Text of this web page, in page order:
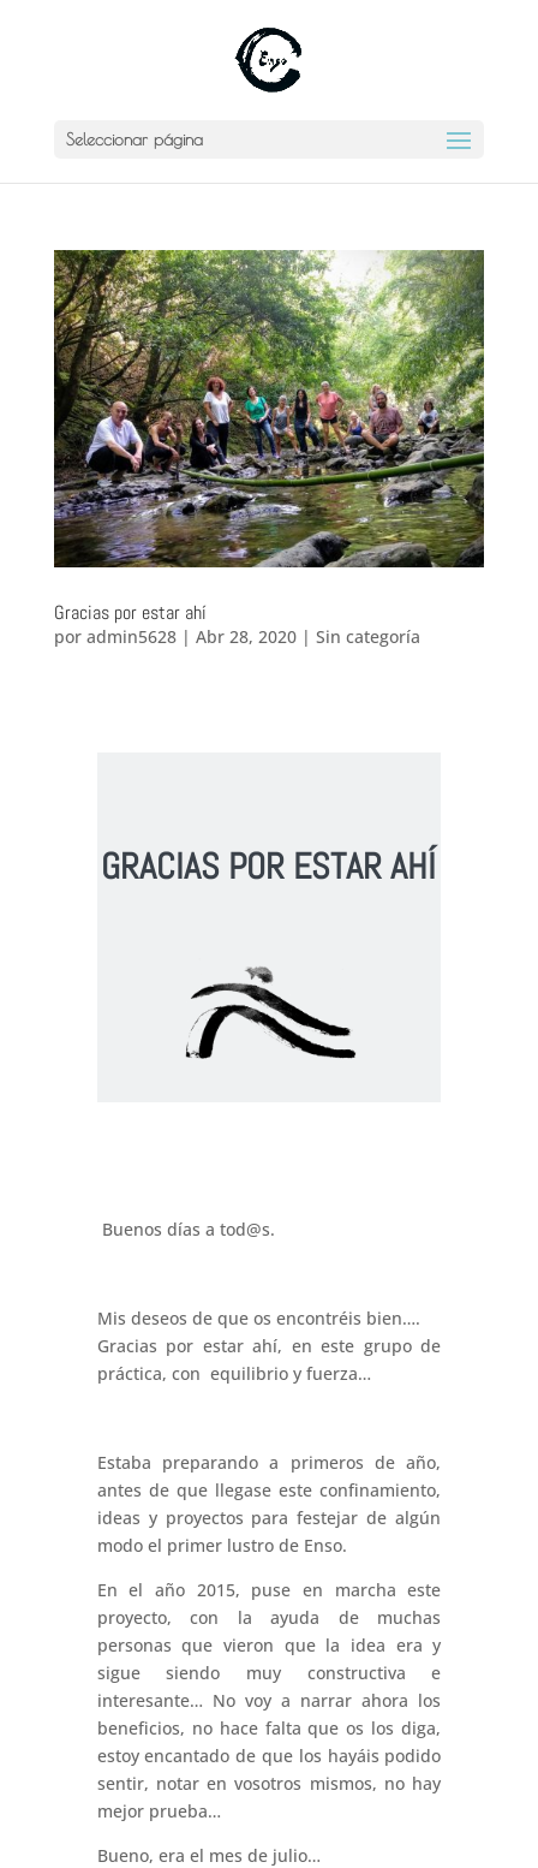
Seleccionar página
Gracias por estar ahí
por admin5628| Abr 28, 2020| Sin categoría
GRACIAS POR ESTAR AHÍ
Buenos días a tod@s.
Mis deseos de que os encontréis bien….
Gracias por estar ahí, en este grupo de
práctica, con equilibrio y fuerza…
Estaba preparando a primeros de año,
antes de que llegase este confinamiento,
ideas y proyectos para festejar de algún
modo el primer lustro de Enso.
En el año 2015, puse en marcha este
proyecto, con la ayuda de muchas
personas que vieron que la idea era y
sigue siendo muy constructiva e
interesante… No voy a narrar ahora los
beneficios, no hace falta que os los diga,
estoy encantado de que los hayáis podido
sentir, notar en vosotros mismos, no hay
mejor prueba…
Bueno, era el mes de julio…